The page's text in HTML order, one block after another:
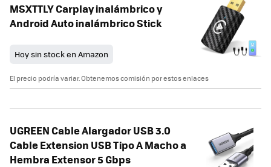
MSXTTLY Carplay inalámbrico y
Android Auto inalámbrico Stick
Hoy sin stock en Amazon
El precio podría variar. Obtenemos comisión por estos enlaces
UGREEN Cable Alargador USB 3.0
Cable Extension USB Tipo A Macho a
Hembra Extensor 5 Gbps